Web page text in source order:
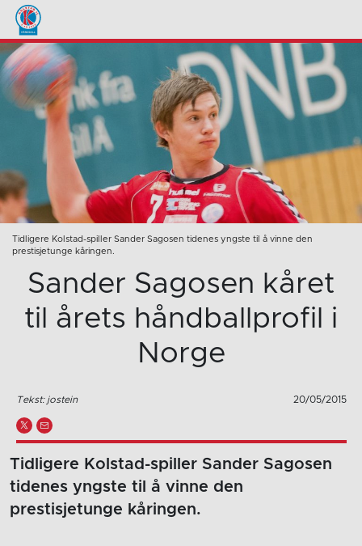
Tidligere Kolstad-spiller Sander Sagosen tidenes yngste til å vinne den
prestisjetunge kåringen.
Sander Sagosen kåret
til årets håndballprofil i
Norge
Tekst: jostein 20/05/2015
Tidligere Kolstad-spiller Sander Sagosen
tidenes yngste til å vinne den
prestisjetunge kåringen.